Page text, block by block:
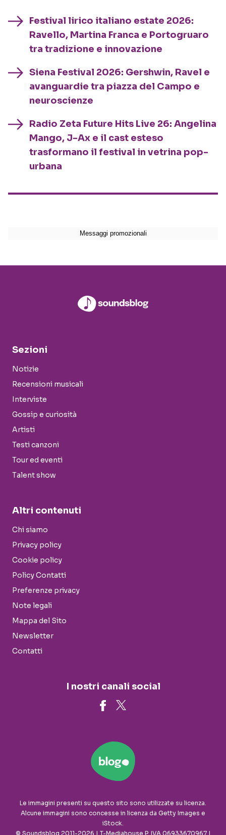
Festival lirico italiano estate 2026:
Ravello, Martina Franca e Portogruaro
tra tradizione e innovazione
Siena Festival 2026: Gershwin, Ravel e
avanguardie tra piazza del Campo e
neuroscienze
Radio Zeta Future Hits Live 26: Angelina
Mango, J-Ax e il cast esteso
trasformano il festival in vetrina pop-
urbana
Sezioni
Notizie
Recensioni musicali
Interviste
Gossip e curiosità
Artisti
Testi canzoni
Tour ed eventi
Talent show
Altri contenuti
Chi siamo
Privacy policy
Cookie policy
Policy Contatti
Preferenze privacy
Note legali
Mappa del Sito
Newsletter
Contatti
I nostri canali social
Le immagini presenti su questo sito sono utilizzate su licenza.
Alcune immagini sono concesse in licenza da Getty Images e
iStock.
© Soundsblog 2011-2026 | T-Mediahouse P. IVA 06933670967 |